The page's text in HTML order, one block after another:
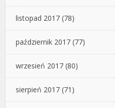
listopad 2017 (78)
październik 2017 (77)
wrzesień 2017 (80)
sierpień 2017 (71)